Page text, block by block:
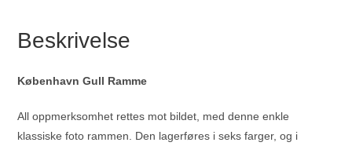
Beskrivelse
København Gull Ramme
All oppmerksomhet rettes mot bildet, med denne enkle
klassiske foto rammen. Den lagerføres i seks farger, og i